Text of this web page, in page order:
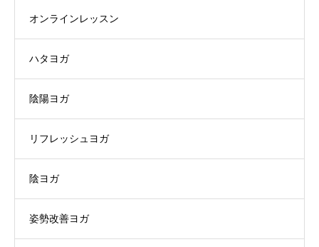
オンラインレッスン
ハタヨガ
陰陽ヨガ
リフレッシュヨガ
陰ヨガ
姿勢改善ヨガ